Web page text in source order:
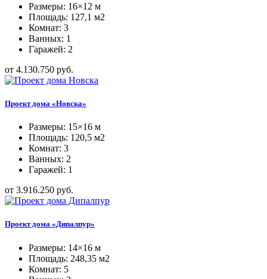
Размеры: 16×12 м
Площадь: 127,1 м2
Комнат: 3
Ванных: 1
Гаражей: 2
от 4.130.750 руб.
Проект дома «Новска»
Размеры: 15×16 м
Площадь: 120,5 м2
Комнат: 3
Ванных: 2
Гаражей: 1
от 3.916.250 руб.
Проект дома «Дипалпур»
Размеры: 14×16 м
Площадь: 248,35 м2
Комнат: 5